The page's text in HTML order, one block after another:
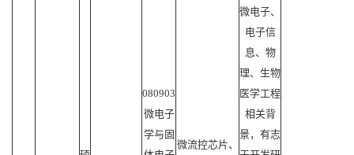
080903
微电子
学与固
微流控芯片、
微电子、
电子信
息、物
理、生物
医学工程
相关背
景，有志